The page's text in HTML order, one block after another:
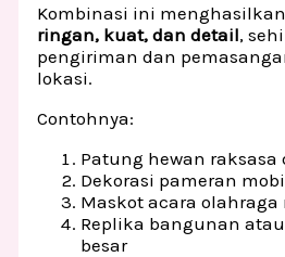
Kombinasi ini
ringan, kuat, dan detail,
pengiriman dan
lokasi.
Contohnya:
Patung hewan raksasa
Dekorasi pameran
Maskot acara olahraga
Replika bangunan
besar